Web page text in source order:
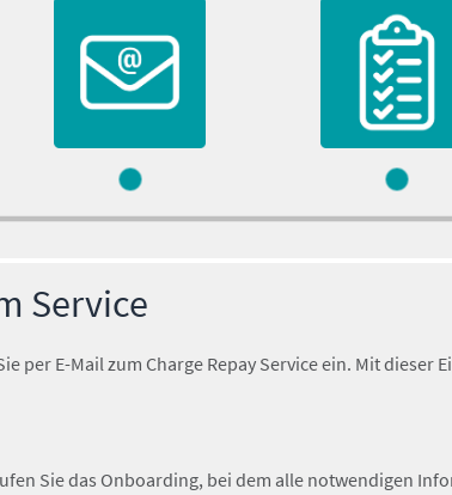
Service
per E-Mail zum Charge Repay Service ein. Mit
Sie das Onboarding, bei dem alle notwendigen